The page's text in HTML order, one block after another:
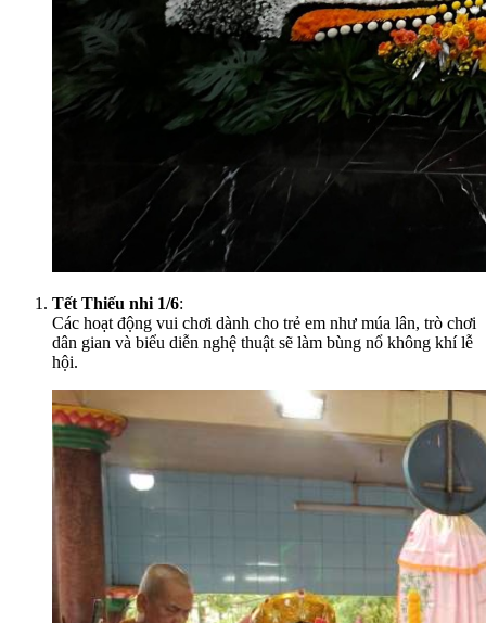
Tết Thiếu nhi 1/6:
Các hoạt động vui chơi dành cho trẻ em như múa lân, trò chơi
dân gian và biểu diễn nghệ thuật sẽ làm bùng nổ không khí lễ
hội.